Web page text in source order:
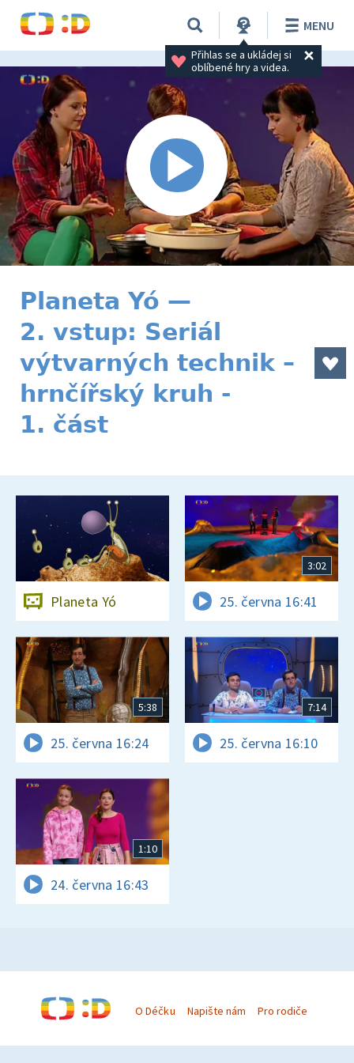
Přihlas se a ukládej si
oblíbené hry a videa.
MENU
Planeta Yó —
2. vstup: Seriál
výtvarných technik –
hrnčířský kruh -
1. část
Planeta Yó
3:02
25. června 16:41
5:38
25. června 16:24
7:14
25. června 16:10
1:10
24. června 16:43
O Déčku Napište nám Pro rodiče